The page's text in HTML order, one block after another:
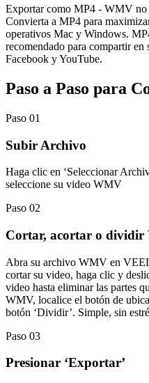
Exportar como MP4 - WMV no
Convierta a MP4 para
operativos Mac y Windows.
recomendado para compartir
Facebook y YouTube.
Paso a Paso para
Paso 01
Subir Archivo
Haga clic en ‘Seleccionar
seleccione su video WMV
Paso 02
Cortar, acortar o dividir
Abra su archivo WMV en
cortar su video, haga clic y
video hasta eliminar las partes
WMV, localice el botón de
botón ‘Dividir’. Simple, sin
Paso 03
Presionar ‘Exportar’